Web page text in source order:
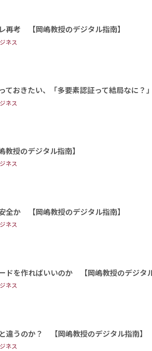
再考 【岡嶋教授のデジタル指南】
ネス
ておきたい、「多要素認証って結局なに？
ネス
授のデジタル指南】
ネス
全か 【岡嶋教授のデジタル指南】
ネス
ドを作ればいいのか 【岡嶋教授のデジタル
ネス
違うのか？ 【岡嶋教授のデジタル指南】
ネス